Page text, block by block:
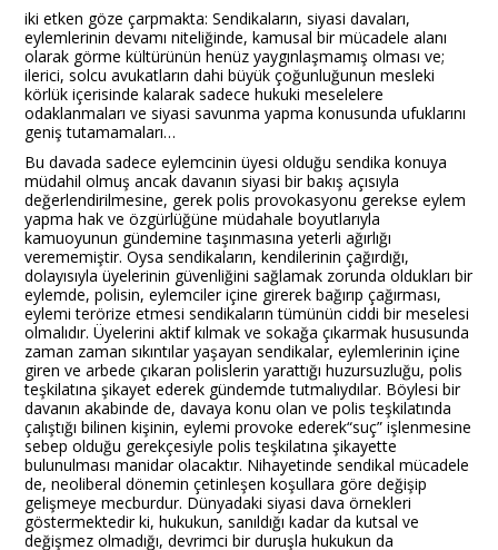
iki etken göze çarpmakta: Sendikaların, siyasi davaları,
eylemlerinin devamı niteliğinde, kamusal bir mücadele alanı
olarak görme kültürünün henüz yaygınlaşmamış olması ve;
ilerici, solcu avukatların dahi büyük çoğunluğunun mesleki
körlük içerisinde kalarak sadece hukuki meselelere
odaklanmaları ve siyasi savunma yapma konusunda ufuklarını
geniş tutamamaları…
Bu davada sadece eylemcinin üyesi olduğu sendika konuya
müdahil olmuş ancak davanın siyasi bir bakış açısıyla
değerlendirilmesine, gerek polis provokasyonu gerekse eylem
yapma hak ve özgürlüğüne müdahale boyutlarıyla
kamuoyunun gündemine taşınmasına yeterli ağırlığı
verememiştir. Oysa sendikaların, kendilerinin çağırdığı,
dolayısıyla üyelerinin güvenliğini sağlamak zorunda oldukları bir
eylemde, polisin, eylemciler içine girerek bağırıp çağırması,
eylemi terörize etmesi sendikaların tümünün ciddi bir meselesi
olmalıdır. Üyelerini aktif kılmak ve sokağa çıkarmak hususunda
zaman zaman sıkıntılar yaşayan sendikalar, eylemlerinin içine
giren ve arbede çıkaran polislerin yarattığı huzursuzluğu, polis
teşkilatına şikayet ederek gündemde tutmalıydılar. Böylesi bir
davanın akabinde de, davaya konu olan ve polis teşkilatında
çalıştığı bilinen kişinin, eylemi provoke ederek“suç” işlenmesine
sebep olduğu gerekçesiyle polis teşkilatına şikayette
bulunulması manidar olacaktır. Nihayetinde sendikal mücadele
de, neoliberal dönemin çetinleşen koşullara göre değişip
gelişmeye mecburdur. Dünyadaki siyasi dava örnekleri
göstermektedir ki, hukukun, sanıldığı kadar da kutsal ve
değişmez olmadığı, devrimci bir duruşla hukukun da